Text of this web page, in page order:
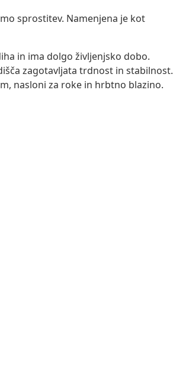
sprostitev. Namenjena je kot
in ima dolgo življenjsko dobo.
zagotavljata trdnost in stabilnost.
nasloni za roke in hrbtno blazino.